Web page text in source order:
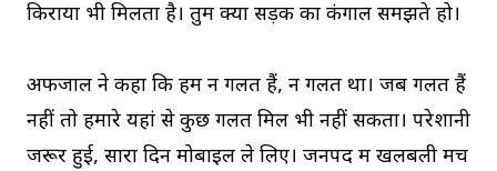
किराया भी मिलता है। तुम क्या सड़क का कंगाल समझते हो।
अफजाल ने कहा कि हम न गलत हैं, न गलत था। जब गलत हैं
नहीं तो हमारे यहां से कुछ गलत मिल भी नहीं सकता। परेशानी
जरूर हुई, सारा दिन मोबाइल ले लिए। जनपद में खलबली मच